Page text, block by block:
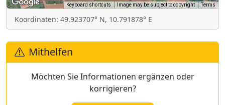
Keyboard shortcuts Image may be subject to copyright Terms
Koordinaten: 49.923707° N, 10.791878° E
Mithelfen
Möchten Sie Informationen ergänzen oder
korrigieren?